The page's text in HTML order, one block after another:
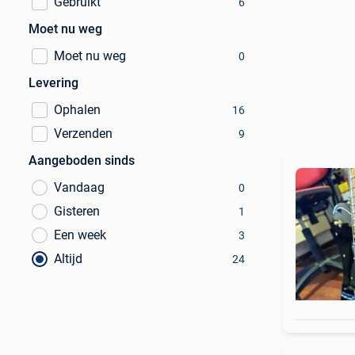
Moet nu weg
Moet nu weg
0
Levering
Ophalen
16
Verzenden 9
Aangeboden sinds
Vandaag
0
Gisteren 1
Een week 3
Altijd 24